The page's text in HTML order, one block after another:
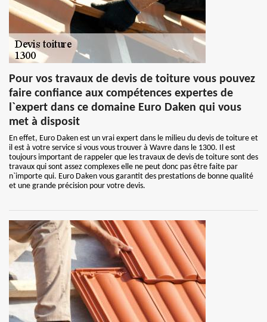
Pour vos travaux de devis de toiture vous pouvez
faire confiance aux compétences expertes de
l`expert dans ce domaine Euro Daken qui vous
met à disposit
En effet, Euro Daken est un vrai expert dans le milieu du devis de toiture et
il est à votre service si vous vous trouver à Wavre dans le 1300. Il est
toujours important de rappeler que les travaux de devis de toiture sont des
travaux qui sont assez complexes elle ne peut donc pas être faite par
n`importe qui. Euro Daken vous garantit des prestations de bonne qualité
et une grande précision pour votre devis.